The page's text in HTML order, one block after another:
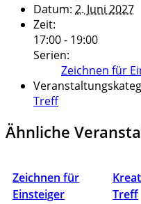
Datum: 2. Juni 2027
Zeit:
17:00 - 19:00
Serien:
Zeichnen für
Treff
Ähnliche
Zeichnen für
Einsteiger
Treff